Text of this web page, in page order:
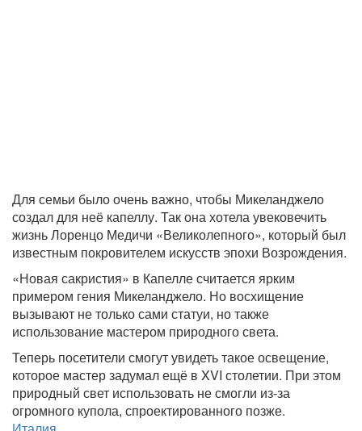
Для семьи было очень важно, чтобы Микеланджело
создал для неё капеллу. Так она хотела увековечить
жизнь Лоренцо Медичи «Великолепного», который был
известным покровителем искусств эпохи Возрождения.
«Новая сакристия» в Капелле считается ярким
примером гения Микеланджело. Но восхищение
вызывают не только сами статуи, но также
использование мастером природного света.
Теперь посетители смогут увидеть такое освещение,
которое мастер задумал ещё в XVI столетии. При этом
природный свет использовать не смогли из-за
огромного купола, спроектированного позже.